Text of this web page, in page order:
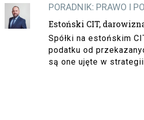
PORADNIK: PRAWO I
Estoński CIT,
Spółki na estońskim
podatku od
są one ujęte w strategii